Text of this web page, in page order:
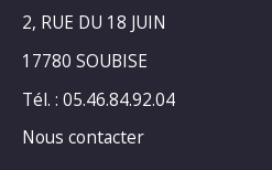
2, RUE DU 18 JUIN
17780 SOUBISE
Tél. : 05.46.84.92.04
Nous contacter